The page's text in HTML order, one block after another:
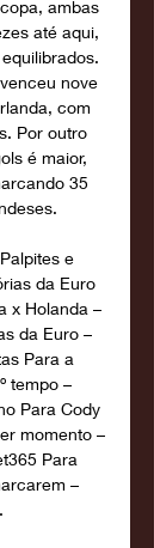
ambas
até aqui,
nove
com
Por outro
é maior,
35
e
da Euro
x Holanda –
da Euro –
Para a
tempo –
Para Cody
momento –
Para
–